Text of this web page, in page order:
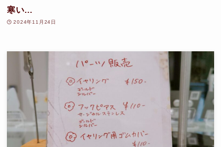
寒い…
2024年11月24日